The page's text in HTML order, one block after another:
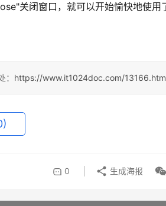
关闭窗口，就可以开始愉快地使用
https://www.it1024doc.com/
0 生成海报